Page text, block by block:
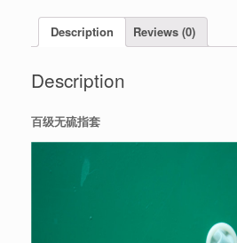
Description Reviews (0)
Description
百级无硫指套